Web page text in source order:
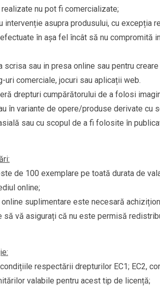
nu pot fi comercializate;
intervenție asupra produsului, cu excepția
în așa fel încât să nu compromită
scrisa sau in presa online sau pentru
comerciale, jocuri sau aplicații web.
drepturi cumpărătorului de a folosi
în variante de opere/produse derivate cu
sau cu scopul de a fi folosite în
de 100 exemplare pe toată durata de
online;
suplimentare este necesară
să vă asigurați că nu este permisă
respectării drepturilor EC1; EC2,
valabile pentru acest tip de licență;